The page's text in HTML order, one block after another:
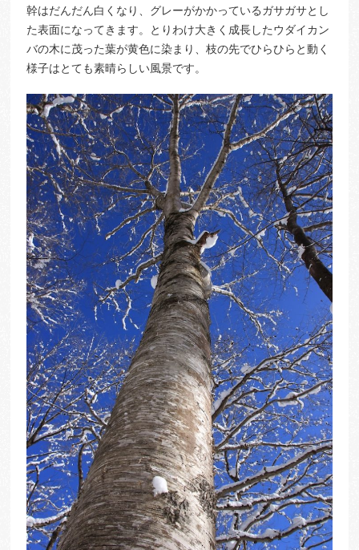
幹はだんだん白くなり、グレーがかかっているガサガサとし
た表面になってきます。とりわけ大きく成長したウダイカン
バの木に茂った葉が黄色に染まり、枝の先でひらひらと動く
様子はとても素晴らしい風景です。